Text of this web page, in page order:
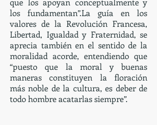
los fundamentan”.La guía en los
valores de la Revolución Francesa,
Libertad, Igualdad y Fraternidad, se
aprecia también en el sentido de la
moralidad acorde, entendiendo que
“puesto que la moral y buenas
maneras constituyen la floración
más noble de la cultura, es deber de
todo hombre acatarlas siempre”.